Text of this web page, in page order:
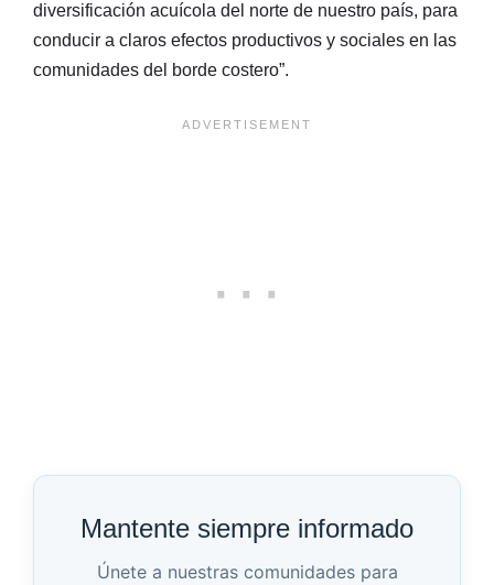
diversificación acuícola del norte de nuestro país, para
conducir a claros efectos productivos y sociales en las
comunidades del borde costero”.
Mantente siempre informado
Únete a nuestras comunidades para